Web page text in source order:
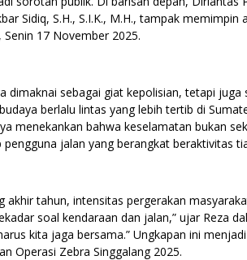
Sidiq, S.H., S.I.K., M.H., tampak memimpin
17 November 2025.
dimaknai sebagai giat kepolisian, tetapi juga
berlalu lintas yang lebih tertib di
menekankan bahwa keselamatan bukan
jalan yang berangkat beraktivitas
akhir tahun, intensitas pergerakan
soal kendaraan dan jalan,” ujar Reza
kita jaga bersama.” Ungkapan ini
Operasi Zebra Singgalang 2025.